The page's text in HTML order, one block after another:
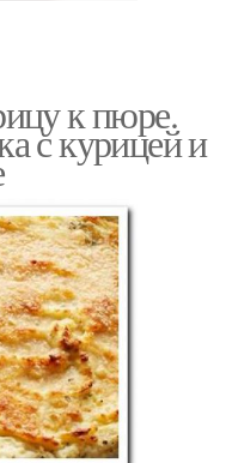
к пюре.
с курицей и